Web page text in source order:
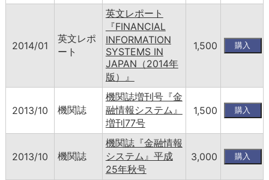
2014/01
英文レポ
ート
英文レポート
『FINANCIAL
INFORMATION
SYSTEMS IN
JAPAN（2014年
版）』
1,500
2013/10 機関誌
機関誌増刊号『金
融情報システム』
増刊77号
1,500
2013/10 機関誌
機関誌『金融情報
システム』平成
25年秋号
3,000